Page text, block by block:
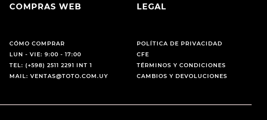
COMPRAS WEB
CÓMO COMPRAR
LUN - VIE: 9:00 - 17:00
TEL: (+598) 2511 2291 INT 1
MAIL: VENTAS@TOTO.COM.UY
LEGAL
POLÍTICA DE PRIVACIDAD
CFE
TÉRMINOS Y CONDICIONES
CAMBIOS Y DEVOLUCIONES